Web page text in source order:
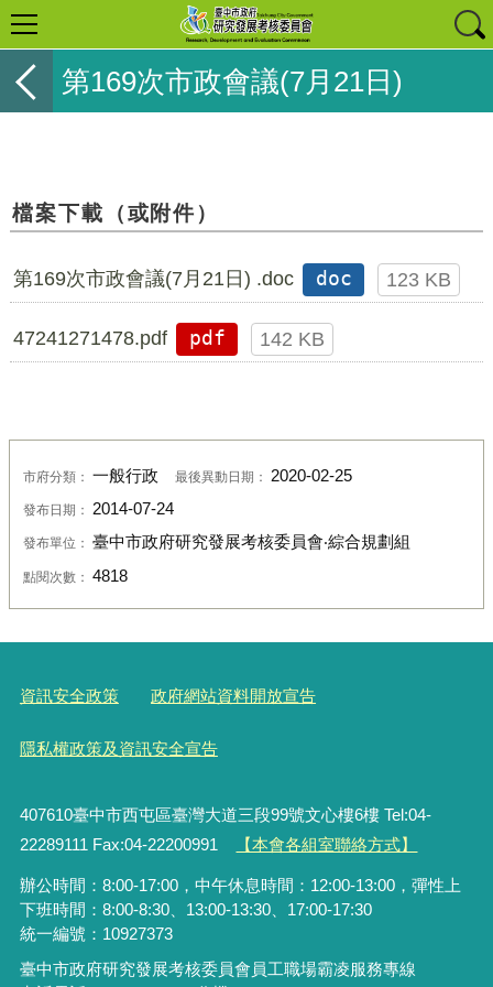
第169次市政會議(7月21日)
檔案下載（或附件）
第169次市政會議(7月21日) .doc doc 123 KB
47241271478.pdf pdf 142 KB
市府分類： 一般行政 最後異動日期： 2020-02-25
發布日期： 2014-07-24
發布單位： 臺中市政府研究發展考核委員會‧綜合規劃組
點閱次數： 4818
資訊安全政策 政府網站資料開放宣告
隱私權政策及資訊安全宣告
407610臺中市西屯區臺灣大道三段99號文心樓6樓 Tel:04-
22289111 Fax:04-22200991
【本會各組室聯絡方式】
辦公時間：8:00-17:00，中午休息時間：12:00-13:00，彈性上
下班時間：8:00-8:30、13:00-13:30、17:00-17:30
統一編號：10927373
臺中市政府研究發展考核委員會員工職場霸凌服務專線